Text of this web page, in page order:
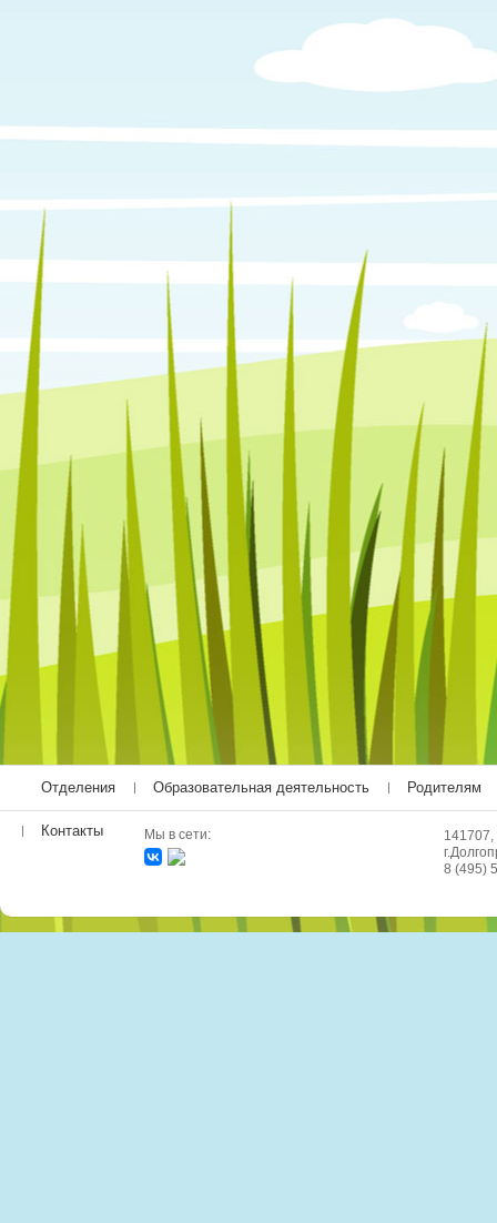
Отделения Образовательная деятельность Родителям
Контакты Мы в сети:
141707,
8 (495)